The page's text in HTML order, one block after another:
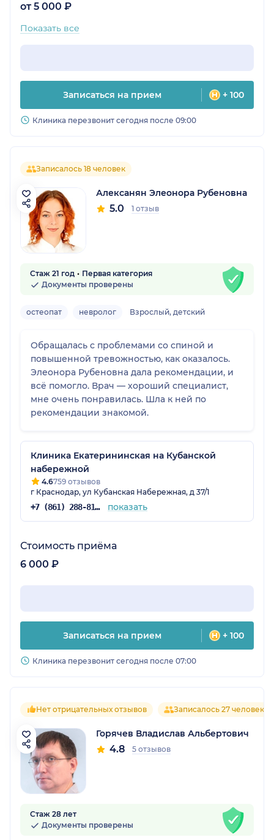
от 5 000 ₽
Показать все
Записаться на прием + 100
Клиника перезвонит сегодня после 09:00
Записалось 18 человек
Алексанян Элеонора Рубеновна
5.0 1 отзыв
Стаж 21 год
Первая категория
Документы проверены
остеопат невролог Взрослый, детский
Обращалась с проблемами со спиной и
повышенной тревожностью, как оказалось.
Элеонора Рубеновна дала рекомендации, и
всё помогло. Врач — хороший специалист,
мне очень понравилась. Шла к ней по
рекомендации знакомой.
Клиника Екатерининская на Кубанской
набережной
4.6759 отзывов
г Краснодар, ул Кубанская Набережная, д 37/1
+7 (861) 288-81-65 показать
Стоимость приёма
6 000 ₽
Записаться на прием + 100
Клиника перезвонит сегодня после 07:00
Нет отрицательных отзывов Записалось 27 человек
Горячев Владислав Альбертович
4.8 5 отзывов
Стаж 28 лет
Документы проверены